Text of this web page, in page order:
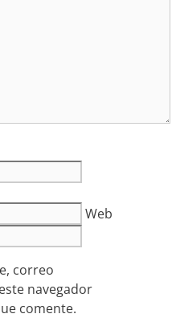
Web
correo
navegador
comente.